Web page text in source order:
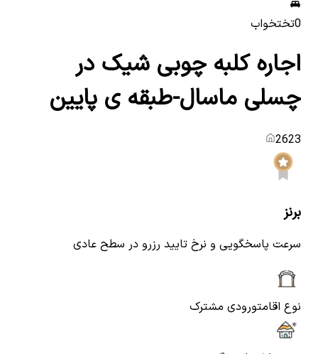
0تختخواب
اجاره کلبه چوبی شیک در
چسلی ماسال-طبقه ی پایین
2623
برنز
سرعت پاسخگویی و نرخ تایید رزرو در سطح عادی
نوع اقامتورودی مشترک